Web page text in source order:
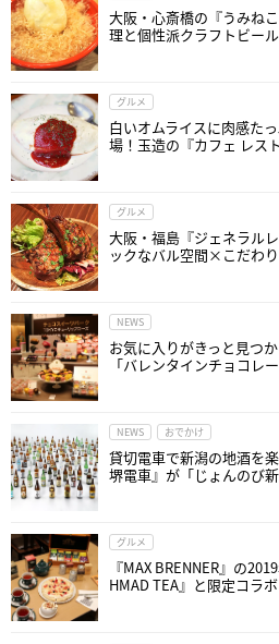
大阪・心斎橋の『うみね
理と個性派クラフトビー
グルメ
白いオムライスに肉感た
場！玉造の『カフェ レス
グルメ
大阪・福島『ジェネラル
ックなバル空間×こだわ
NEWS
お気に入りがきっと見つ
「バレンタインチョコレ
NEWS おでかけ
貸切電車で新潟の地酒を
堺電車』が「じょんのび
グルメ
『MAX BRENNER』の
HMAD TEA』と限定コラ